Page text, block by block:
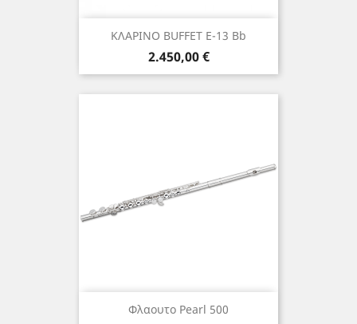
ΚΛΑΡΙΝΟ BUFFET E-13 Bb
Τιμή
2.450,00 €
Φλαουτο Pearl 500